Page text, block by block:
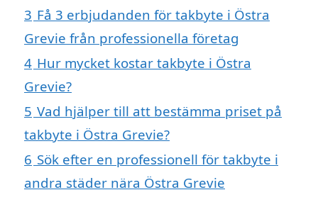
3 Få 3 erbjudanden för takbyte i Östra
Grevie från professionella företag
4 Hur mycket kostar takbyte i Östra
Grevie?
5 Vad hjälper till att bestämma priset på
takbyte i Östra Grevie?
6 Sök efter en professionell för takbyte i
andra städer nära Östra Grevie